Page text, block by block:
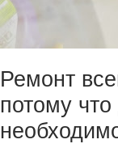
Ремонт
потому